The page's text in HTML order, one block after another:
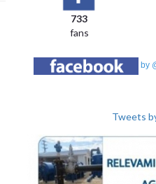
733
fans
by
Tweets